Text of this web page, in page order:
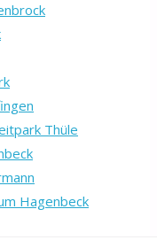
Thüle
Hagenbeck